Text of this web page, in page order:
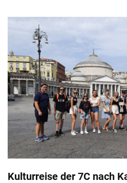
Kulturreise der 7C nach